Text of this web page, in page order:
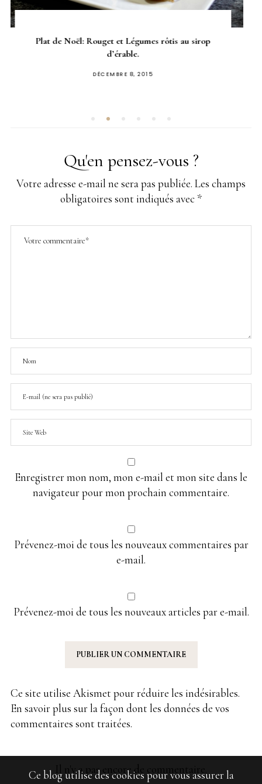
Menu de Noël Vegan; Ragout de Jack fruit aux
morilles
PUBLIÉ
DÉCEMBRE 16, 2018
Qu'en pensez-vous ?
Votre adresse e-mail ne sera pas publiée. Les champs
obligatoires sont indiqués avec *
Enregistrer mon nom, mon e-mail et mon site dans le
navigateur pour mon prochain commentaire.
Prévenez-moi de tous les nouveaux commentaires par
e-mail.
Prévenez-moi de tous les nouveaux articles par e-mail.
Ce site utilise Akismet pour réduire les indésirables.
En savoir plus sur la façon dont les données de vos
commentaires sont traitées.
Il n'y a pas encore de commentaire.
Ce blog utilise des cookies pour vous assurer la